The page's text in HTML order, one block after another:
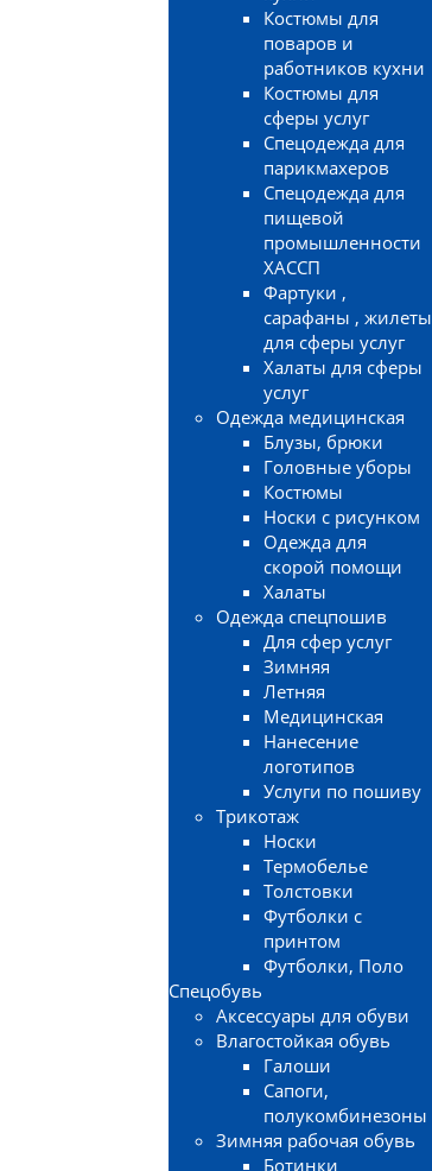
Костюмы для
поваров и
работников кухни
Костюмы для
сферы услуг
Спецодежда для
парикмахеров
Спецодежда для
пищевой
промышленности
ХАССП
Фартуки ,
сарафаны , жилеты
для сферы услуг
Халаты для сферы
услуг
Одежда медицинская
Блузы, брюки
Головные уборы
Костюмы
Носки с рисунком
Одежда для
скорой помощи
Халаты
Одежда спецпошив
Для сфер услуг
Зимняя
Летняя
Медицинская
Нанесение
логотипов
Услуги по пошиву
Трикотаж
Носки
Термобелье
Толстовки
Футболки с
принтом
Футболки, Поло
Спецобувь
Аксессуары для обуви
Влагостойкая обувь
Галоши
Сапоги,
полукомбинезоны
Зимняя рабочая обувь
Ботинки